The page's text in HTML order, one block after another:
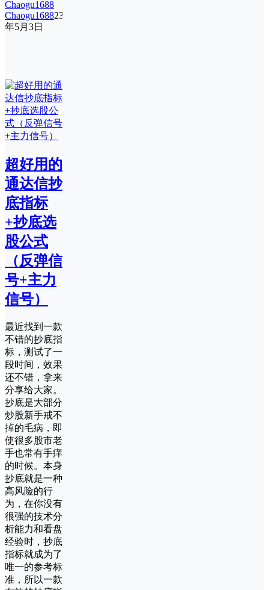
Chaogu168823
年5月3日
超好用的
通达信抄
底指标
+抄底选
股公式
（反弹信
号+主力
信号）
最近找到一款
不错的抄底指
标，测试了一
段时间，效果
还不错，拿来
分享给大家。
抄底是大部分
炒股新手戒不
掉的毛病，即
使很多股市老
手也常有手痒
的时候。本身
抄底就是一种
高风险的行
为，在你没有
很强的技术分
析能力和看盘
经验时，抄底
指标就成为了
唯一的参考标
准，所以一款